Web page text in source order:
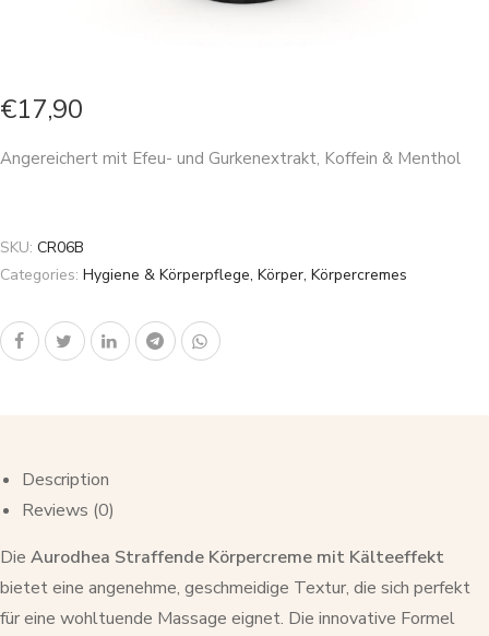
€17,90
Angereichert mit Efeu- und Gurkenextrakt, Koffein & Menthol
SKU: CR06B
Categories: Hygiene & Körperpflege, Körper, Körpercremes
Description
Reviews (0)
Die Aurodhea Straffende Körpercreme mit Kälteeffekt
bietet eine angenehme, geschmeidige Textur, die sich perfekt
für eine wohltuende Massage eignet. Die innovative Formel